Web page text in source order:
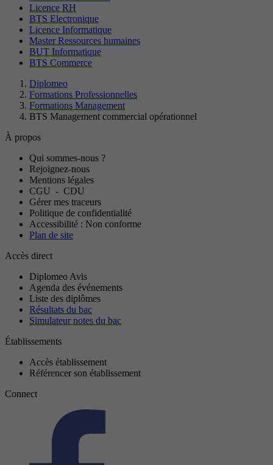
Licence RH
BTS Electronique
Licence Informatique
Master Ressources humaines
BUT Informatique
BTS Commerce
Diplomeo
Formations Professionnelles
Formations Management
BTS Management commercial opérationnel
À propos
Qui sommes-nous ?
Rejoignez-nous
Mentions légales
CGU - CDU
Gérer mes traceurs
Politique de confidentialité
Accessibilité : Non conforme
Plan de site
Accès direct
Diplomeo Avis
Agenda des événements
Liste des diplômes
Résultats du bac
Simulateur notes du bac
Établissements
Accès établissement
Référencer son établissement
Connect